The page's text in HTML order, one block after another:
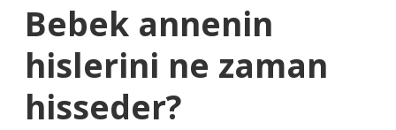
Bebek annenin
hislerini ne zaman
hisseder?